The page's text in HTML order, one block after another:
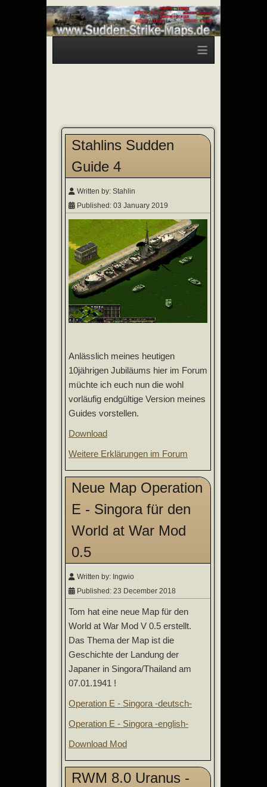
≡
Stahlins Sudden
Guide 4
Written by: Stahlin
Published: 03 January 2019
Anlässlich meines heutigen
10jährigen Jubiläums hier im Forum
müchte ich euch nun die wohl
vorläufig endgültige Version meines
Guides vorstellen.
Download
Weitere Erklärungen im Forum
Neue Map Operation
E - Singora für den
World at War Mod
0.5
Written by: Ingwio
Published: 23 December 2018
Tom hat eine neue Map für den
World at War Mod V 0.5 erstellt.
Das Thema der Map ist die
Geschichte der Landung der
Japaner in Singora/Thailand am
07.01.1941 !
Operation E - Singora -deutsch-
Operation E - Singora -english-
Download Mod
RWM 8.0 Uranus -